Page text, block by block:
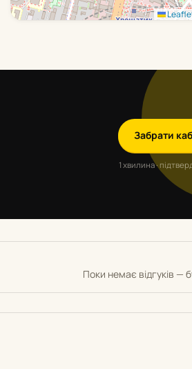
Забрати
1 хвилина ·
Поки немає відгуків —